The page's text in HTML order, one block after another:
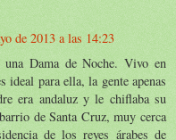
de 2013 a las 14:23
Dama de Noche. Vivo en
ideal para ella, la gente apenas
era andaluz y le chiflaba su
de Santa Cruz, muy cerca
de los reyes árabes de